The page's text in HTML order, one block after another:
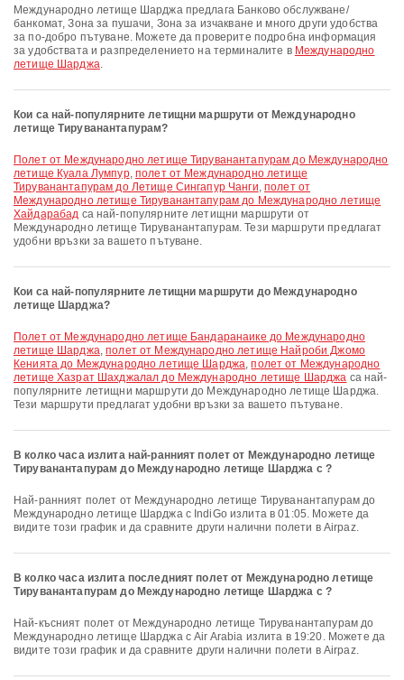
Международно летище Шарджа предлага Банково обслужване/
банкомат, Зона за пушачи, Зона за изчакване и много други удобства
за по-добро пътуване. Можете да проверите подробна информация
за удобствата и разпределението на терминалите в Международно
летище Шарджа.
Кои са най-популярните летищни маршрути от Международно
летище Тируванантапурам?
полет от Международно летище Тируванантапурам до Международно
летище Куала Лумпур, полет от Международно летище
Тируванантапурам до Летище Сингапур Чанги,полет от
Международно летище Тируванантапурам до Международно летище
Хайдарабад са най-популярните летищни маршрути от
Международно летище Тируванантапурам. Тези маршрути предлагат
удобни връзки за вашето пътуване.
Кои са най-популярните летищни маршрути до Международно
летище Шарджа?
полет от Международно летище Бандаранаике до Международно
летище Шарджа,полет от Международно летище Найроби Джомо
Кенията до Международно летище Шарджа,полет от Международно
летище Хазрат Шахджалал до Международно летище Шарджа са най-
популярните летищни маршрути до Международно летище Шарджа.
Тези маршрути предлагат удобни връзки за вашето пътуване.
В колко часа излита най-ранният полет от Международно летище
Тируванантапурам до Международно летище Шарджа с ?
Най-ранният полет от Международно летище Тируванантапурам до
Международно летище Шарджа с IndiGo излита в 01:05. Можете да
видите този график и да сравните други налични полети в Airpaz.
В колко часа излита последният полет от Международно летище
Тируванантапурам до Международно летище Шарджа с ?
Най-късният полет от Международно летище Тируванантапурам до
Международно летище Шарджа с Air Arabia излита в 19:20. Можете да
видите този график и да сравните други налични полети в Airpaz.